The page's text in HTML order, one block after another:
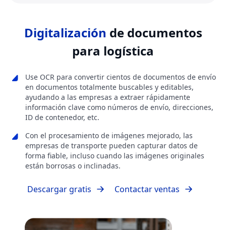
Digitalización de documentos
para logística
Use OCR para convertir cientos de documentos de envío
en documentos totalmente buscables y editables,
ayudando a las empresas a extraer rápidamente
información clave como números de envío, direcciones,
ID de contenedor, etc.
Con el procesamiento de imágenes mejorado, las
empresas de transporte pueden capturar datos de
forma fiable, incluso cuando las imágenes originales
están borrosas o inclinadas.
Descargar gratis Contactar ventas